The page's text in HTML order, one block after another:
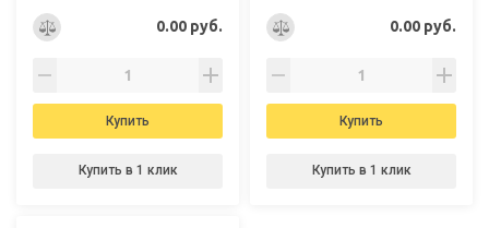
0.00 руб.
Купить
Купить в 1 клик
0.00 руб.
Купить
Купить в 1 клик